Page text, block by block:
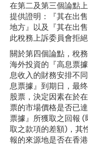
在第二及第三個論點
提供證明：『其在出
地方』以及『其在出
此稅務上訴委員會拒絕
關於第四個論點，稅
海外投資的『高息票
息收入的財務安排不
息票據』到期日，最
股票，決定因素在於
票的市場價格是否已
票據』所獲取之回報
取之款項的差額)，其
報的來源地是否在香